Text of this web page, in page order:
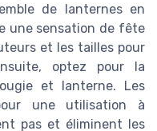
de lanternes en
une sensation de fête
et les tailles pour
optez pour la
et lanterne. Les
une utilisation à
pas et éliminent les